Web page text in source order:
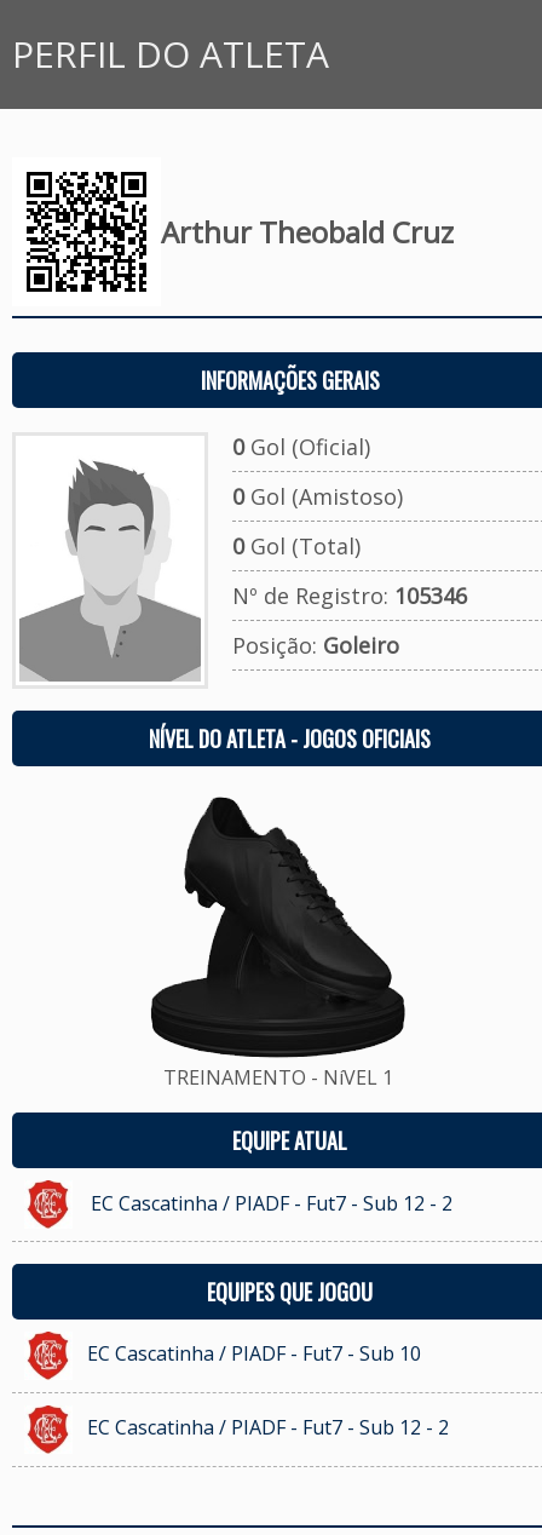
PERFIL DO ATLETA
Arthur Theobald Cruz
INFORMAÇÕES GERAIS
0Gol (Oficial)
0Gol (Amistoso)
0Gol (Total)
Nº de Registro: 105346
Posição: Goleiro
NÍVEL DO ATLETA - JOGOS OFICIAIS
TREINAMENTO - NíVEL 1
EQUIPE ATUAL
EC Cascatinha / PIADF - Fut7 - Sub 12 - 2
EQUIPES QUE JOGOU
EC Cascatinha / PIADF - Fut7 - Sub 10
EC Cascatinha / PIADF - Fut7 - Sub 12 - 2